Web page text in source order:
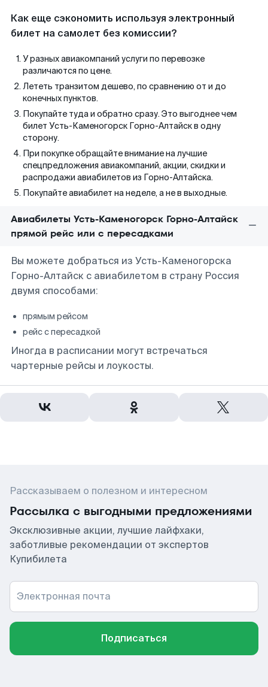
Как еще сэкономить используя электронный
билет на самолет без комиссии?
У разных авиакомпаний услуги по перевозке
различаются по цене.
Лететь транзитом дешево, по сравнению от и до
конечных пунктов.
Покупайте туда и обратно сразу. Это выгоднее чем
билет Усть-Каменогорск Горно-Алтайск в одну
сторону.
При покупке обращайте внимание на лучшие
спецпредложения авиакомпаний, акции, скидки и
распродажи авиабилетов из Горно-Алтайска.
Покупайте авиабилет на неделе, а не в выходные.
Авиабилеты Усть-Каменогорск Горно-Алтайск
прямой рейс или с пересадками
Вы можете добраться из Усть-Каменогорска
Горно-Алтайск с авиабилетом в страну Россия
двумя способами:
прямым рейсом
рейс с пересадкой
Иногда в расписании могут встречаться
чартерные рейсы и лоукосты.
Рассказываем о полезном и интересном
Рассылка с выгодными предложениями
Эксклюзивные акции, лучшие лайфхаки,
заботливые рекомендации от экспертов
Купибилета
Электронная почта
Подписаться